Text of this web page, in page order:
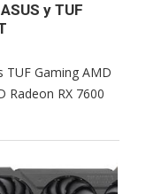
y TUF
TUF Gaming AMD
Radeon RX 7600